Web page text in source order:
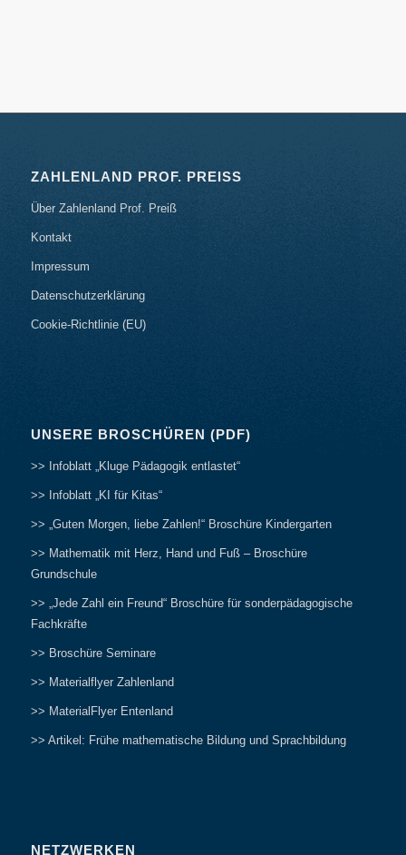
ZAHLENLAND PROF. PREISS
Über Zahlenland Prof. Preiß
Kontakt
Impressum
Datenschutzerklärung
Cookie-Richtlinie (EU)
UNSERE BROSCHÜREN (PDF)
>> Infoblatt „Kluge Pädagogik entlastet“
>> Infoblatt „KI für Kitas“
>> „Guten Morgen, liebe Zahlen!“ Broschüre Kindergarten
>> Mathematik mit Herz, Hand und Fuß – Broschüre
Grundschule
>> „Jede Zahl ein Freund“ Broschüre für sonderpädagogische
Fachkräfte
>> Broschüre Seminare
>> Materialflyer Zahlenland
>> MaterialFlyer Entenland
>> Artikel: Frühe mathematische Bildung und Sprachbildung
NETZWERKEN